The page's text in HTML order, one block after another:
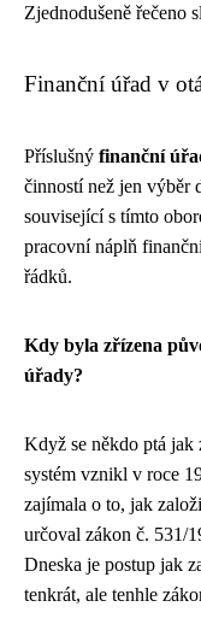
Zjednodušeně řečeno
Finanční úřad v
Příslušný finanční
činností než jen výběr
související s tímto
pracovní náplň
řádků.
Kdy byla zřízena
úřady?
Když se někdo ptá jak
systém vznikl v roce
zajímala o to, jak
určoval zákon č. 531/
Dneska je postup jak
tenkrát, ale tenhle